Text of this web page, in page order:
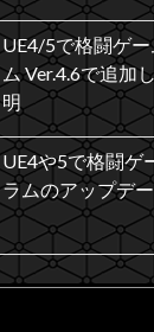
UE4/5で格闘ゲ
ム Ver.4.6で追加
明
UE4や5で格闘ゲ
ラムのアップデ